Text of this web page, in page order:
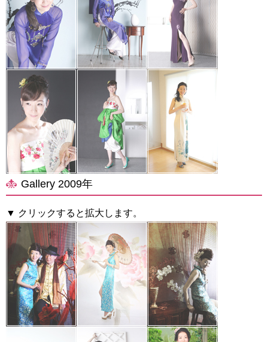
Gallery 2009年
▼ クリックすると拡大します。